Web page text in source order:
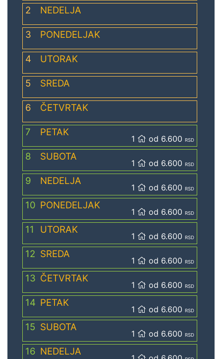
2 NEDELJA
3 PONEDELJAK
4 UTORAK
5 SREDA
6 ČETVRTAK
7 PETAK
1 od 6.600 RSD
8 SUBOTA
1 od 6.600 RSD
9 NEDELJA
1 od 6.600 RSD
10 PONEDELJAK
1 od 6.600 RSD
11 UTORAK
1 od 6.600 RSD
12 SREDA
1 od 6.600 RSD
13 ČETVRTAK
1 od 6.600 RSD
14 PETAK
1 od 6.600 RSD
15 SUBOTA
1 od 6.600 RSD
16 NEDELJA